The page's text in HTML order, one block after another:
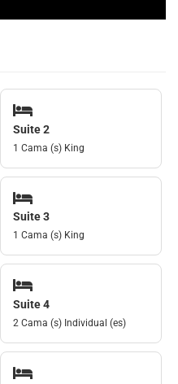
Suite 2
1 Cama (s) King
Suite 3
1 Cama (s) King
Suite 4
2 Cama (s) Individual (es)